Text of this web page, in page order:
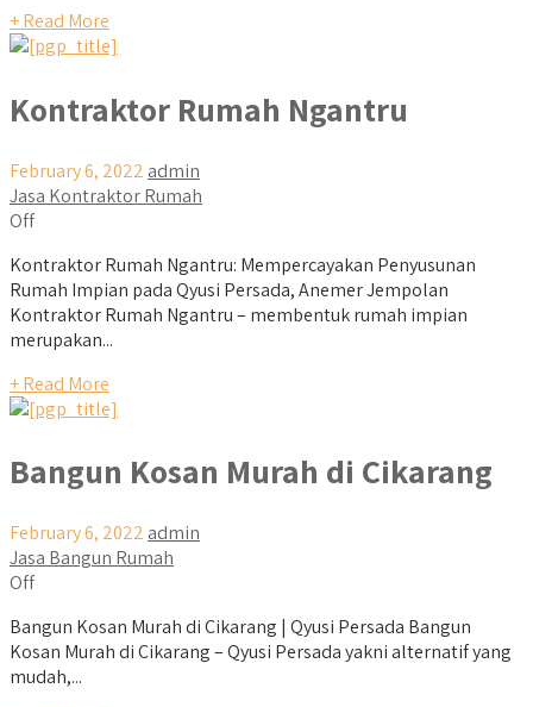
+ Read More
Kontraktor Rumah Ngantru
February 6, 2022 admin
Jasa Kontraktor Rumah
Off
Kontraktor Rumah Ngantru: Mempercayakan Penyusunan
Rumah Impian pada Qyusi Persada, Anemer Jempolan
Kontraktor Rumah Ngantru – membentuk rumah impian
merupakan...
+ Read More
Bangun Kosan Murah di Cikarang
February 6, 2022 admin
Jasa Bangun Rumah
Off
Bangun Kosan Murah di Cikarang | Qyusi Persada Bangun
Kosan Murah di Cikarang – Qyusi Persada yakni alternatif yang
mudah,...